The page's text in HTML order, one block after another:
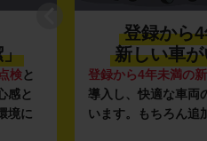
」
検と
感と
境に
登録から
新しい車
登録から4年未満の
導入し、快適な車両
います。もちろん追